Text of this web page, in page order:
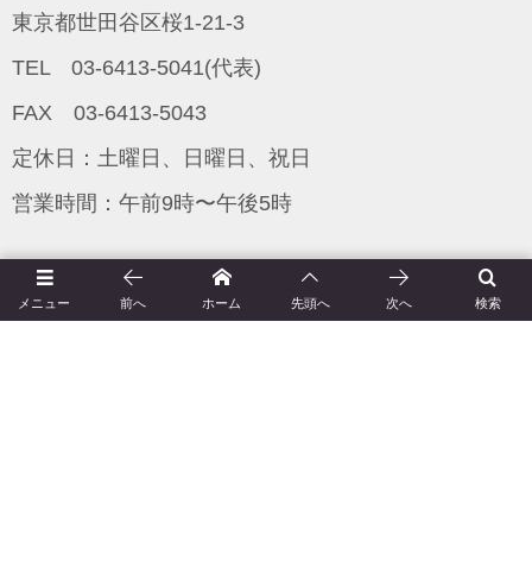
東京都世田谷区桜1-21-3
TEL 03-6413-5041(代表)
FAX 03-6413-5043
定休日：土曜日、日曜日、祝日
営業時間：午前9時〜午後5時
京和工藝とは（会社概要）
メニュー 検索
前へ ホーム 先頭へ 次へ